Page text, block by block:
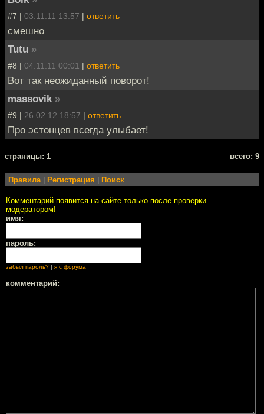
#7 | 03.11.11 13:57 | ответить
смешно
Tutu »
#8 | 04.11.11 00:01 | ответить
Вот так неожиданный поворот!
massovik »
#9 | 26.02.12 18:57 | ответить
Про эстонцев всегда улыбает!
cтраницы: 1 всего: 9
Правила Регистрация Поиск
Комментарий появится на сайте только после проверки
модератором!
имя:
пароль:
забыл пароль? | я с форума
комментарий: